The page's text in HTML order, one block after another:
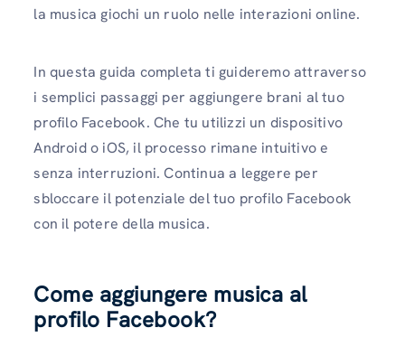
la musica giochi un ruolo nelle interazioni online.
In questa guida completa ti guideremo attraverso
i semplici passaggi per aggiungere brani al tuo
profilo Facebook. Che tu utilizzi un dispositivo
Android o iOS, il processo rimane intuitivo e
senza interruzioni. Continua a leggere per
sbloccare il potenziale del tuo profilo Facebook
con il potere della musica.
Come aggiungere musica al
profilo Facebook?